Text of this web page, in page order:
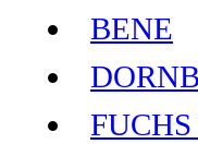
BENE